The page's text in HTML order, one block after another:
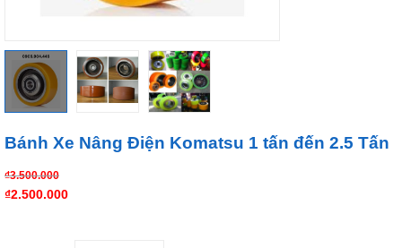
Bánh Xe Nâng Điện Komatsu 1 tấn đến 2.5 Tấn
₫3.500.000
₫2.500.000